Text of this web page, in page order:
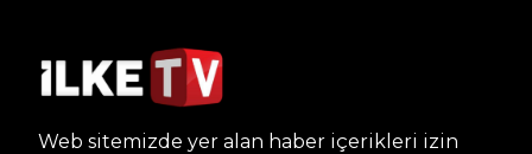
Web sitemizde yer alan haber içerikleri izin